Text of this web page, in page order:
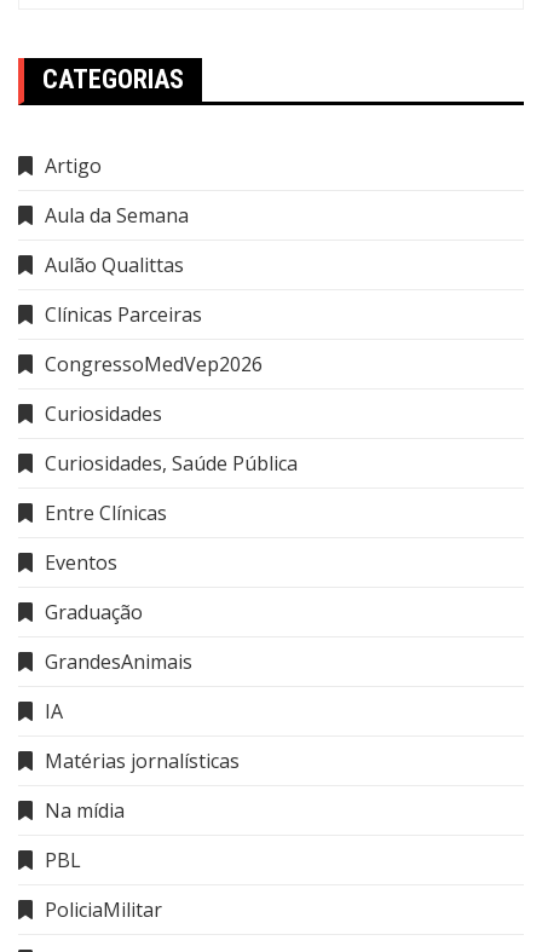
CATEGORIAS
Artigo
Aula da Semana
Aulão Qualittas
Clínicas Parceiras
CongressoMedVep2026
Curiosidades
Curiosidades, Saúde Pública
Entre Clínicas
Eventos
Graduação
GrandesAnimais
IA
Matérias jornalísticas
Na mídia
PBL
PoliciaMilitar